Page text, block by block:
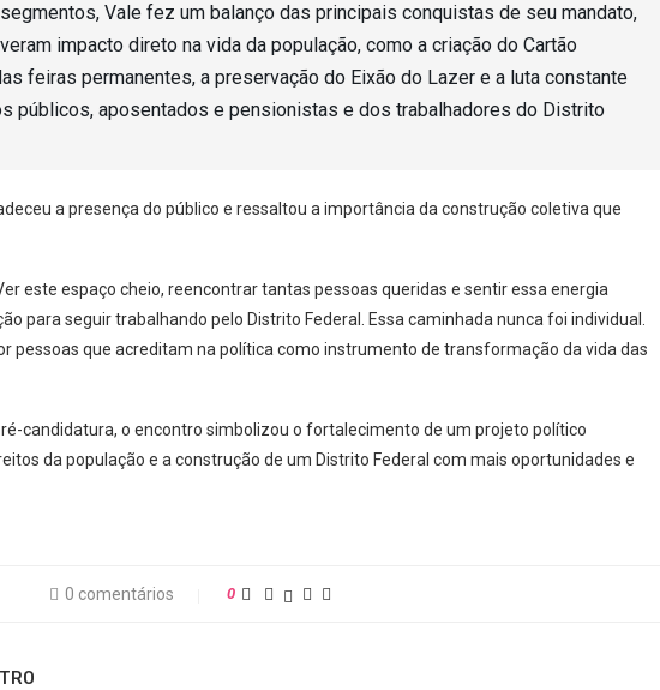
Vale fez um balanço das principais conquistas de seu mandato,
impacto direto na vida da população, como a criação do Cartão
feiras permanentes, a preservação do Eixão do Lazer e a luta constante
públicos, aposentados e pensionistas e dos trabalhadores do Distrito
a presença do público e ressaltou a importância da construção coletiva que
este espaço cheio, reencontrar tantas pessoas queridas e sentir essa energia
para seguir trabalhando pelo Distrito Federal. Essa caminhada nunca foi individual.
pessoas que acreditam na política como instrumento de transformação da vida das
candidatura, o encontro simbolizou o fortalecimento de um projeto político
da população e a construção de um Distrito Federal com mais oportunidades e
0 comentários 0